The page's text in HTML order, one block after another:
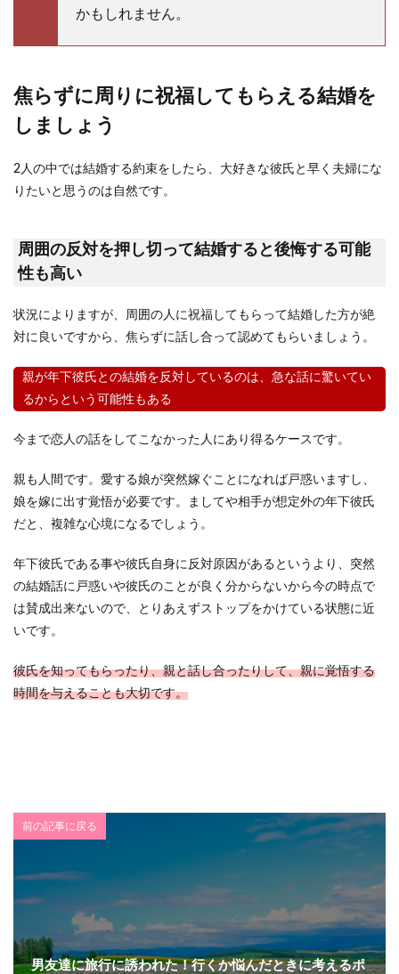
かもしれません。
焦らずに周りに祝福してもらえる結婚を
しましょう
2人の中では結婚する約束をしたら、大好きな彼氏と早く夫婦にな
りたいと思うのは自然です。
周囲の反対を押し切って結婚すると後悔する可能
性も高い
状況によりますが、周囲の人に祝福してもらって結婚した方が絶
対に良いですから、焦らずに話し合って認めてもらいましょう。
親が年下彼氏との結婚を反対しているのは、急な話に驚いてい
るからという可能性もある
今まで恋人の話をしてこなかった人にあり得るケースです。
親も人間です。愛する娘が突然嫁ぐことになれば戸惑いますし、
娘を嫁に出す覚悟が必要です。ましてや相手が想定外の年下彼氏
だと、複雑な心境になるでしょう。
年下彼氏である事や彼氏自身に反対原因があるというより、突然
の結婚話に戸惑いや彼氏のことが良く分からないから今の時点で
は賛成出来ないので、とりあえずストップをかけている状態に近
いです。
彼氏を知ってもらったり、親と話し合ったりして、親に覚悟する
時間を与えることも大切です。
前の記事に戻る
男友達に旅行に誘われた！行くか悩んだときに考えるポ